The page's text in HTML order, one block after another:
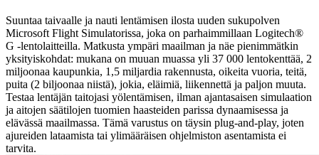
Suuntaa taivaalle ja nauti lentämisen ilosta uuden sukupolven
Microsoft Flight Simulatorissa, joka on parhaimmillaan Logitech®
G -lentolaitteilla. Matkusta ympäri maailman ja näe pienimmätkin
yksityiskohdat: mukana on muuan muassa yli 37 000 lentokenttää, 2
miljoonaa kaupunkia, 1,5 miljardia rakennusta, oikeita vuoria, teitä,
puita (2 biljoonaa niistä), jokia, eläimiä, liikennettä ja paljon muuta.
Testaa lentäjän taitojasi yölentämisen, ilman ajantasaisen simulaation
ja aitojen säätilojen tuomien haasteiden parissa dynaamisessa ja
elävässä maailmassa. Tämä varustus on täysin plug-and-play, joten
ajureiden lataamista tai ylimääräisen ohjelmiston asentamista ei
tarvita.